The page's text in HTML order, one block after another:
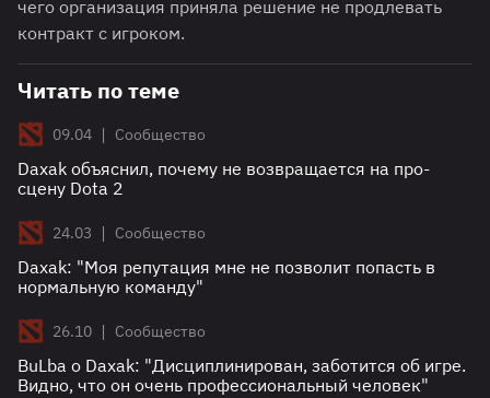
чего организация приняла решение не продлевать
контракт с игроком.
Читать по теме
09.04 | Сообщество
Daxak объяснил, почему не возвращается на про-
сцену Dota 2
24.03 | Сообщество
Daxak: "Моя репутация мне не позволит попасть в
нормальную команду"
26.10 | Сообщество
BuLba о Daxak: "Дисциплинирован, заботится об игре.
Видно, что он очень профессиональный человек"